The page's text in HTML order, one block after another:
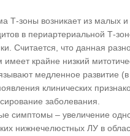
Т-зоны возникает из малых и
в периартериальной Т-
Считается, что данная
крайне низкий
медленное развитие
клинических
заболевания.
симптомы – увеличение
нижнечелюстных ЛУ в